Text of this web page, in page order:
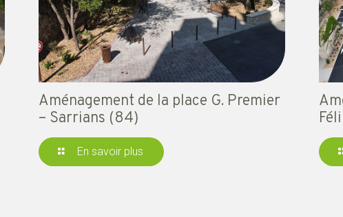
Aménagement de la place G. Premier
– Sarrians (84)
En savoir plus